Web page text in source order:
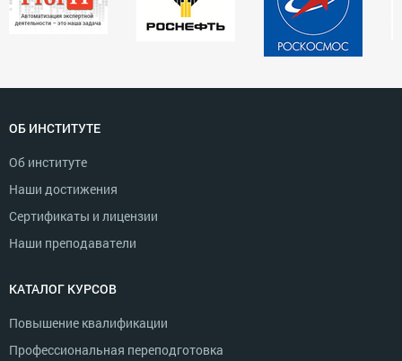
ОБ ИНСТИТУТЕ
Об институте
Наши достижения
Сертификаты и лицензии
Наши преподаватели
КАТАЛОГ КУРСОВ
Повышение квалификации
Профессиональная переподготовка